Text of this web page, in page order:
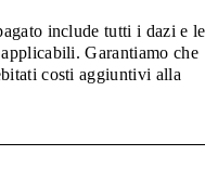
include tutti i dazi e le
Garantiamo che
costi aggiuntivi alla